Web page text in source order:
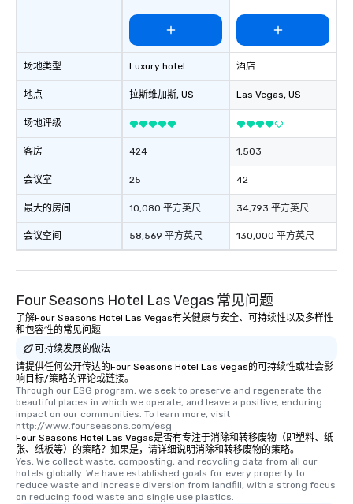
场地类型
地点
场地评级
客房
会议室
最大的房间
会议空间
Luxury hotel
拉斯维加斯, US
424
25
10,080 平方英尺
58,569 平方英尺
酒店
Las Vegas, US
1,503
42
34,793 平方英尺
130,000 平方英尺
Four Seasons Hotel Las Vegas 常见问题
了解Four Seasons Hotel Las Vegas有关健康与安全、可持续性以及多样性
和包容性的常见问题
可持续发展的做法
请提供任何公开传达的Four Seasons Hotel Las Vegas的可持续性或社会影
响目标/策略的评论或链接。
Through our ESG program, we seek to preserve and regenerate the
beautiful places in which we operate, and leave a positive, enduring
impact on our communities. To learn more, visit
http://www.fourseasons.com/esg
Four Seasons Hotel Las Vegas是否有专注于消除和转移废物（即塑料、纸
张、纸板等）的策略？如果是，请详细说明消除和转移废物的策略。
Yes, We collect waste, composting, and recycling data from all our
hotels globally. We have established goals for every property to
reduce waste and increase diversion from landfill, with a strong focus
on reducing food waste and single use plastics.